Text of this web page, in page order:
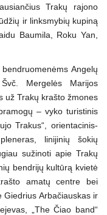
Trakų rajono
ir linksmybių kupiną
Baumila, Roku Yan,
Angelų
Mergelės Marijos
už Trakų krašto žmones
– vyko turistinis
Trakus“, orientacinis-
linijinių šokių
sužinoti apie Trakų
bendrijų kultūrą kvietė
amatų centre bei
Arbačiauskas ir
„The Čiao band“